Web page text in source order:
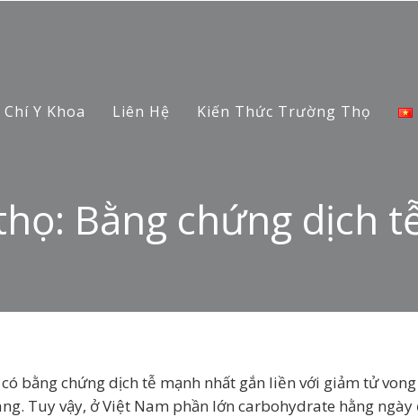
Y Khoa Liên Hệ Kiến Thức Trường Thọ
Bằng chứng dịch
bằng chứng dịch tễ mạnh nhất gắn liền với giảm tử
Tuy vậy, ở Việt Nam phần lớn carbohydrate hằng